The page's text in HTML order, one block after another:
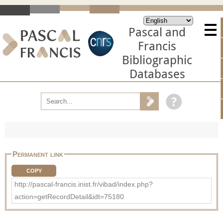
Pascal and
Francis
Bibliographic
Databases
Permanent link
COPY
http://pascal-francis.inist.fr/vibad/index.php?
action=getRecordDetail&idt=75180